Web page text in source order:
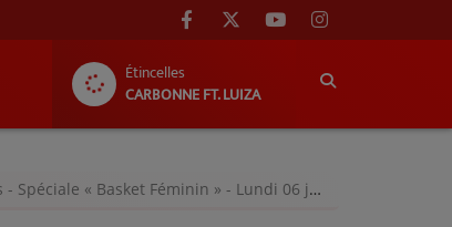
Étincelles
CARBONNE FT. LUIZA
« Basket Féminin » - Lundi 06 janvier 2025